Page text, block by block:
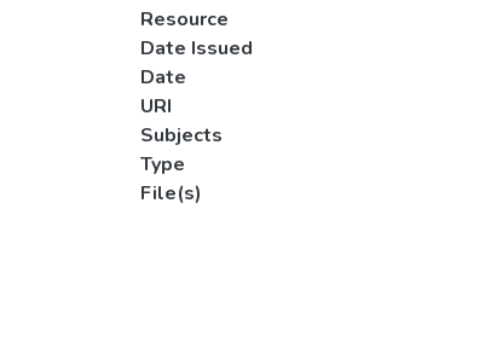
Resource
Date Issued
Date
URI
Subjects
Type
File(s)